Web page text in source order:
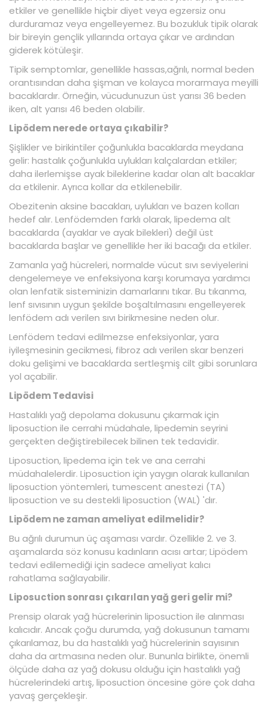
etkiler ve genellikle hiçbir diyet veya egzersiz onu
durduramaz veya engelleyemez. Bu bozukluk tipik olarak
bir bireyin gençlik yıllarında ortaya çıkar ve ardından
giderek kötüleşir.
Tipik semptomlar, genellikle hassas,ağrılı, normal beden
orantısından daha şişman ve kolayca morarmaya meyilli
bacaklardır. Örneğin, vücudunuzun üst yarısı 36 beden
iken, alt yarısı 46 beden olabilir.
Lipödem nerede ortaya çıkabilir?
Şişlikler ve birikintiler çoğunlukla bacaklarda meydana
gelir: hastalık çoğunlukla uylukları kalçalardan etkiler;
daha ilerlemişse ayak bileklerine kadar olan alt bacaklar
da etkilenir. Ayrıca kollar da etkilenebilir.
Obezitenin aksine bacakları, uylukları ve bazen kolları
hedef alır. Lenfödemden farklı olarak, lipedema alt
bacaklarda (ayaklar ve ayak bilekleri) değil üst
bacaklarda başlar ve genellikle her iki bacağı da etkiler.
Zamanla yağ hücreleri, normalde vücut sıvı seviyelerini
dengelemeye ve enfeksiyona karşı korumaya yardımcı
olan lenfatik sisteminizin damarlarını tıkar. Bu tıkanma,
lenf sıvısının uygun şekilde boşaltılmasını engelleyerek
lenfödem adı verilen sıvı birikmesine neden olur.
Lenfödem tedavi edilmezse enfeksiyonlar, yara
iyileşmesinin gecikmesi, fibroz adı verilen skar benzeri
doku gelişimi ve bacaklarda sertleşmiş cilt gibi sorunlara
yol açabilir.
Lipödem Tedavisi
Hastalıklı yağ depolama dokusunu çıkarmak için
liposuction ile cerrahi müdahale, lipedemin seyrini
gerçekten değiştirebilecek bilinen tek tedavidir.
Liposuction, lipedema için tek ve ana cerrahi
müdahalelerdir. Liposuction için yaygın olarak kullanılan
liposuction yöntemleri, tumescent anestezi (TA)
liposuction ve su destekli liposuction (WAL) 'dır.
Lipödem ne zaman ameliyat edilmelidir?
Bu ağrılı durumun üç aşaması vardır. Özellikle 2. ve 3.
aşamalarda söz konusu kadınların acısı artar; Lipödem
tedavi edilemediği için sadece ameliyat kalıcı
rahatlama sağlayabilir.
Liposuction sonrası çıkarılan yağ geri gelir mi?
Prensip olarak yağ hücrelerinin liposuction ile alınması
kalıcıdır. Ancak çoğu durumda, yağ dokusunun tamamı
çıkarılamaz, bu da hastalıklı yağ hücrelerinin sayısının
daha da artmasına neden olur. Bununla birlikte, önemli
ölçüde daha az yağ dokusu olduğu için hastalıklı yağ
hücrelerindeki artış, liposuction öncesine göre çok daha
yavaş gerçekleşir.